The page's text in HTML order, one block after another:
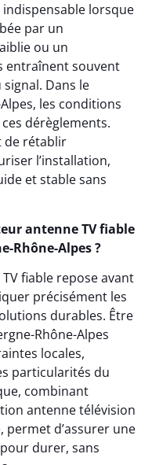
lorsque
par un
ou un
entraînent souvent
Dans le
les conditions
dérèglements.
de rétablir
l’installation,
et stable sans
antenne TV fiable
Rhône-Alpes ?
fiable repose avant
précisément les
durables. Être
Rhône-Alpes
locales,
particularités du
combinant
antenne télévision
permet d’assurer une
durer, sans